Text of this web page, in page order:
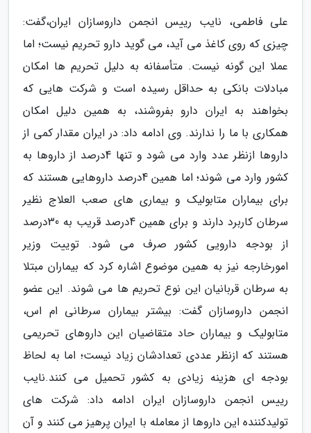
علی فاطمی، نایب رییس انجمن داروسازان ایران،گفت:
چیزی که روی کاغذ می آید، می گوید دارو تحریم نیست؛ اما
عملا این گونه نیست. متأسفانه به دلیل تحریم ها امکان
مبادلات بانکی به حداقل رسیده است و شرکت هایی که
بخواهند به ایران دارو بفروشند، به همین دلیل امکان
همکاری با ما را ندارند. وی ادامه داد: در ایران مقدار کمی از
داروها ازنظر عدد وارد می شود و تنها 4درصد از داروها به
کشور وارد می شوند؛ اما همین 4درصد داروهایی هستند که
برای بیماران متابولیک و بیماری های صعب العلاج نظیر
سرطان کاربرد دارند و برای همین 4درصد قریب به 30درصد
از بودجه دارویی کشور صرف می شود. توییت وزیر
امورخارجه نیز به همین موضوع اشاره کرد که بیماران مبتلا
به سرطان قربانیان این نوع تحریم ها می شوند. این عضو
انجمن داروسازان گفت: بیشتر بیماران سرطانی ام اس،
متابولیک و بیماران حاد متقاضیان این داروهای تحریمی
هستند که ازنظر عددی تعدادشان زیاد نیست؛ اما به لحاظ
بودجه ای هزینه زیادی به کشور تحمیل می کنند.نایب
رییس انجمن داروسازان ایران ادامه داد: شرکت های
تولیدکننده این داروها از معامله با ایران پرهیز می کنند و آن